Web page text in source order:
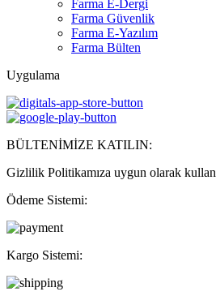
Farma E-Dergi
Farma Güvenlik
Farma E-Yazılım
Farma Bülten
Uygulama
BÜLTENİMİZE KATILIN:
Gizlilik Politikamıza uygun olarak
Ödeme Sistemi:
Kargo Sistemi: